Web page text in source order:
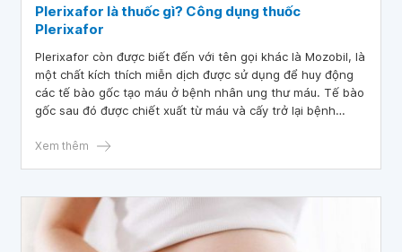
Plerixafor là thuốc gì? Công dụng thuốc
Plerixafor
Plerixafor còn được biết đến với tên gọi khác là Mozobil, là
một chất kích thích miễn dịch được sử dụng để huy động
các tế bào gốc tạo máu ở bệnh nhân ung thư máu. Tế bào
gốc sau đó được chiết xuất từ ​​máu và cấy trở lại bệnh
Xem thêm